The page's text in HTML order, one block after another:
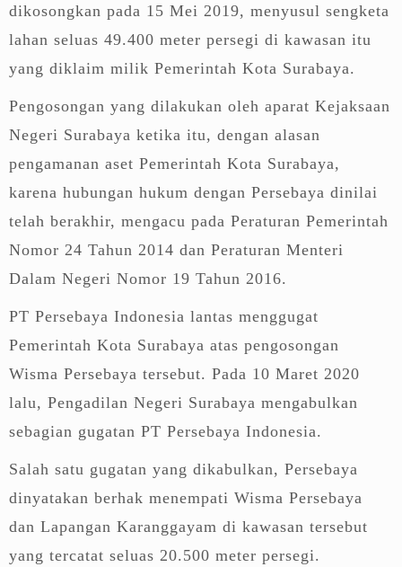
dikosongkan pada 15 Mei 2019, menyusul sengketa
lahan seluas 49.400 meter persegi di kawasan itu
yang diklaim milik Pemerintah Kota Surabaya.
Pengosongan yang dilakukan oleh aparat Kejaksaan
Negeri Surabaya ketika itu, dengan alasan
pengamanan aset Pemerintah Kota Surabaya,
karena hubungan hukum dengan Persebaya dinilai
telah berakhir, mengacu pada Peraturan Pemerintah
Nomor 24 Tahun 2014 dan Peraturan Menteri
Dalam Negeri Nomor 19 Tahun 2016.
PT Persebaya Indonesia lantas menggugat
Pemerintah Kota Surabaya atas pengosongan
Wisma Persebaya tersebut. Pada 10 Maret 2020
lalu, Pengadilan Negeri Surabaya mengabulkan
sebagian gugatan PT Persebaya Indonesia.
Salah satu gugatan yang dikabulkan, Persebaya
dinyatakan berhak menempati Wisma Persebaya
dan Lapangan Karanggayam di kawasan tersebut
yang tercatat seluas 20.500 meter persegi.